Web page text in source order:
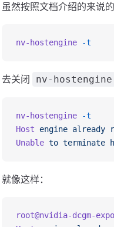
虽然按照文档介绍的来说
nv-hostengine -t
去关闭 nv-hostengine
nv-hostengine -t
Host engine already
Unable to terminate
就像这样：
root@nvidia-dcgm-